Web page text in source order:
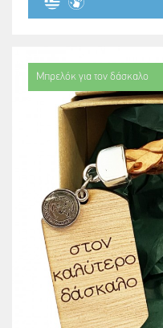
Μπρελόκ για τον δάσκαλο